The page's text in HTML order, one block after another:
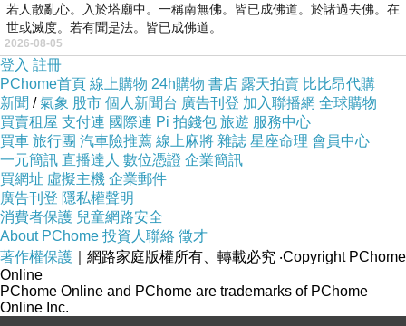
費還有零用錢，畢業後還能有工作」，太棒了！這等於是
一次解決了所有問題，現在想想，如果沒有韓美月老師的
當頭棒喝，我可能會是當年的紅牌舞女。
對於蘭陽女中的三大恩惠，我一輩子謹記於心，很
欣慰我沒有令師長們失望，成為臺灣學歷資歷都最好的聲
樂家，所以我也希望能盡我最大的力量，報答母校的恩
情！
若人散亂心。入於塔廟中。一稱南無佛。皆已成佛道。於諸過去佛。在
世或滅度。若有聞是法。皆已成佛道。
2026-08-05
登入 註冊
PChome首頁 線上購物 24h購物 書店 露天拍賣 比比昂代購
新聞 /氣象 股市 個人新聞台 廣告刊登 加入聯播網 全球購物
買賣租屋 支付連 國際連 Pi 拍錢包 旅遊 服務中心
買車 旅行團 汽車險推薦 線上麻將 雜誌 星座命理 會員中心
一元簡訊 直播達人 數位憑證 企業簡訊
買網址 虛擬主機 企業郵件
廣告刊登 隱私權聲明
消費者保護 兒童網路安全
About PChome 投資人聯絡 徵才
著作權保護 ｜網路家庭版權所有、轉載必究 ‧Copyright PChome
Online
PChome Online and PChome are trademarks of PChome
Online Inc.